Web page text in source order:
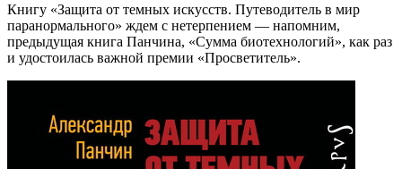
Книгу «Защита от темных искусств. Путеводитель в мир
паранормального» ждем с нетерпением — напомним,
предыдущая книга Панчина, «Сумма биотехнологий», как раз
и удостоилась важной премии «Просветитель».